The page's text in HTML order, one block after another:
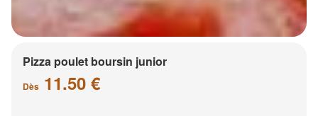
Pizza poulet boursin junior
Dès 11.50 €